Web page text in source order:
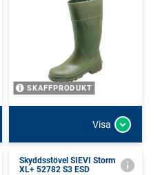
SKAFFPRODUKT
Visa
Skyddsstövel SIEVI Storm
XL+ 52782 S3 ESD